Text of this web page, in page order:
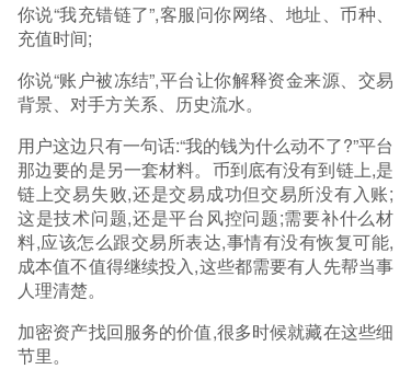
你说“我充错链了”,客服问你网络、地址、币种、
充值时间;
你说“账户被冻结”,平台让你解释资金来源、交易
背景、对手方关系、历史流水。
用户这边只有一句话:“我的钱为什么动不了?”平台
那边要的是另一套材料。币到底有没有到链上,是
链上交易失败,还是交易成功但交易所没有入账;
这是技术问题,还是平台风控问题;需要补什么材
料,应该怎么跟交易所表达,事情有没有恢复可能,
成本值不值得继续投入,这些都需要有人先帮当事
人理清楚。
加密资产找回服务的价值,很多时候就藏在这些细
节里。